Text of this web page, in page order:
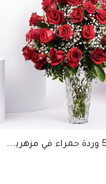
باقة من 50 وردة حمراء في مزهرية زجاجية